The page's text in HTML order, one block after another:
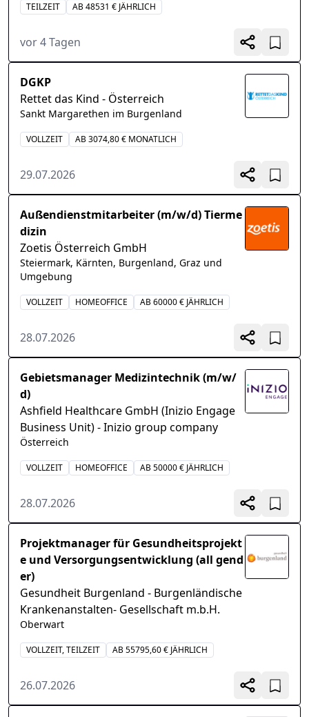
TEILZEIT AB 48531 € JÄHRLICH
vor 4 Tagen
DGKP
Rettet das Kind - Österreich
Sankt Margarethen im Burgenland
VOLLZEIT AB 3074,80 € MONATLICH
29.07.2026
Außendienstmitarbeiter (m/w/d) Tierme
dizin
Zoetis Österreich GmbH
Steiermark, Kärnten, Burgenland, Graz und
Umgebung
VOLLZEIT HOMEOFFICE AB 60000 € JÄHRLICH
28.07.2026
Gebietsmanager Medizintechnik (m/w/
d)
Ashfield Healthcare GmbH (Inizio Engage
Business Unit) - Inizio group company
Österreich
VOLLZEIT HOMEOFFICE AB 50000 € JÄHRLICH
28.07.2026
Projektmanager für Gesundheitsprojekt
e und Versorgungsentwicklung (all gend
er)
Gesundheit Burgenland - Burgenländische
Krankenanstalten- Gesellschaft m.b.H.
Oberwart
VOLLZEIT, TEILZEIT AB 55795,60 € JÄHRLICH
26.07.2026